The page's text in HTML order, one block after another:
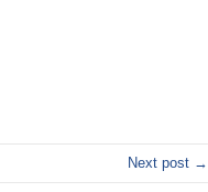
Next post →